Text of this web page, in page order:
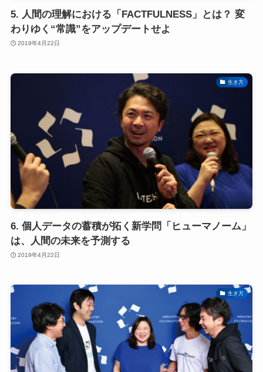
5. 人間の理解における「FACTFULNESS」とは？ 変
わりゆく“常識”をアップデートせよ
2019年4月22日
生き方
6. 個人データの蓄積が拓く新学問「ヒューマノーム」
は、人間の未来を予測する
2019年4月22日
生き方